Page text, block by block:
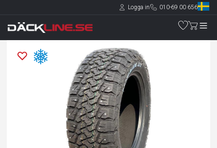
Logga in 010-69 00 656